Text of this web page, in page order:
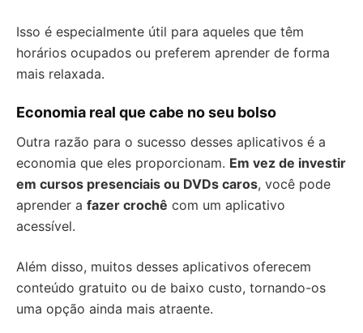
Isso é especialmente útil para aqueles que têm
horários ocupados ou preferem aprender de forma
mais relaxada.
Economia real que cabe no seu bolso
Outra razão para o sucesso desses aplicativos é a
economia que eles proporcionam. Em vez de investir
em cursos presenciais ou DVDs caros, você pode
aprender a fazer crochê com um aplicativo
acessível.
Além disso, muitos desses aplicativos oferecem
conteúdo gratuito ou de baixo custo, tornando-os
uma opção ainda mais atraente.